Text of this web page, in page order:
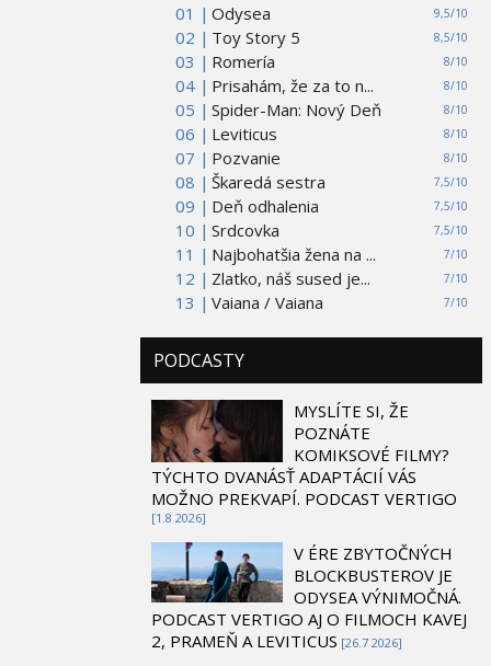
01 | 9,5/10
Odysea
02 |
8,5/10
Toy Story 5
03 |
8/10
Romería
04 |
8/10
Prisahám, že za to n...
05 |
8/10
Spider-Man: Nový Deň
06 |
8/10
Leviticus
07 |
8/10
Pozvanie
08 |
7,5/10
Škaredá sestra
09 |
7,5/10
Deň odhalenia
10 |
7,5/10
Srdcovka
11 |
7/10
Najbohatšia žena na ...
12 |
7/10
Zlatko, náš sused je...
13 |
7/10
Vaiana / Vaiana
PODCASTY
MYSLÍTE SI, ŽE
POZNÁTE
KOMIKSOVÉ FILMY?
TÝCHTO DVANÁSŤ ADAPTÁCIÍ VÁS
MOŽNO PREKVAPÍ. PODCAST VERTIGO
[1.8 2026]
V ÉRE ZBYTOČNÝCH
BLOCKBUSTEROV JE
ODYSEA VÝNIMOČNÁ.
PODCAST VERTIGO AJ O FILMOCH KAVEJ
2, PRAMEŇ A LEVITICUS [26.7 2026]